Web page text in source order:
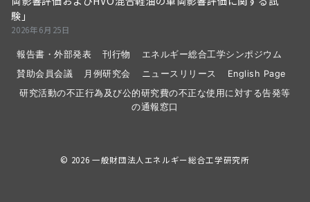
験」
2026年6月25日
報告書・外部発表 刊行物
エネルギー総合工学シンポジウム
賛助会員会議
月例研究会 ニュースリリース
English Page
研究活動の不正行為及び公的研究費の不正な使用に対する告発等
の通報窓口
© 2026 一般財団法人エネルギー総合工学研究所